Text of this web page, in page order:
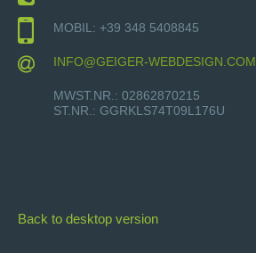
MOBIL: +39 348 5408845
INFO@GEIGER-WEBDESIGN.COM
MWST.NR.: 02862870215
ST.NR.: GGRKLS74T09L176U
Back to desktop version